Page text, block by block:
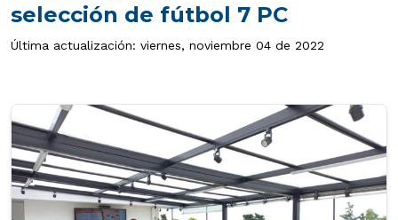
selección de fútbol 7 PC
Última actualización: viernes, noviembre 04 de 2022